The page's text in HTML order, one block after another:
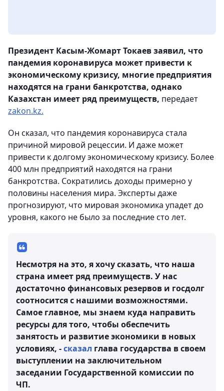
Президент Касым-Жомарт Токаев заявил, что
пандемия коронавируса может привести к
экономическому кризису, многие предприятия
находятся на грани банкротства, однако
Казахстан имеет ряд преимуществ, передает
zakon.kz.
Он сказал, что пандемия коронавируса стала
причиной мировой рецессии. И даже может
привести к долгому экономическому кризису. Более
400 млн предприятий находятся на грани
банкротства. Сократились доходы примерно у
половины населения мира. Эксперты даже
прогнозируют, что мировая экономика упадет до
уровня, какого не было за последние сто лет.
Несмотря на это, я хочу сказать, что наша
страна имеет ряд преимуществ. У нас
достаточно финансовых резервов и госдолг
соотносится с нашими возможностями.
Самое главное, мы знаем куда направить
ресурсы для того, чтобы обеспечить
занятость и развитие экономики в новых
условиях, -сказал глава государства в своем
выступлении на заключительном
заседании Государственной комиссии по
ЧП.